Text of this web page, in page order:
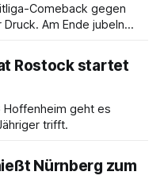
Comeback gegen
Am Ende jubeln
Rostock startet
geht es
trifft.
Nürnberg zum